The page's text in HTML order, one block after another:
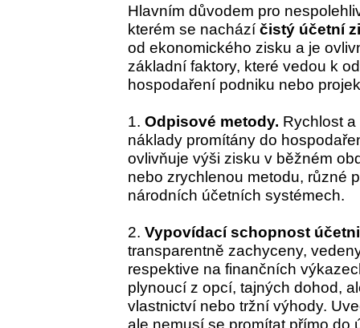
Hlavním důvodem pro
kterém se nachází čistý účetní
od ekonomického zisku a je
základní faktory, které vedou k
hospodaření podniku nebo
1. Odpisové metody. Rychlost
náklady promítány do
ovlivňuje výši zisku v běžném
nebo zrychlenou metodu, různé
národních účetních systémech.
2. Vypovídací schopnost
transparentně zachyceny,
respektive na finančních
plynoucí z opcí, tajných dohod,
vlastnictví nebo tržní výhody.
ale nemusí se promítat přímo do